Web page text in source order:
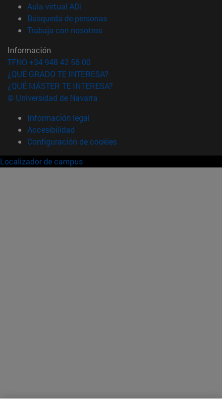
Aula virtual ADI
Búsqueda de personas(abre en nueva ventana)
Trabaja con nosotros(abre en nueva ventana)
Información
TFNO +34 948 42 56 00
¿QUÉ GRADO TE INTERESA?
¿QUÉ MÁSTER TE INTERESA?
© Universidad de Navarra
Información legal
Accesibilidad
Configuración de cookies
Localizador de campus